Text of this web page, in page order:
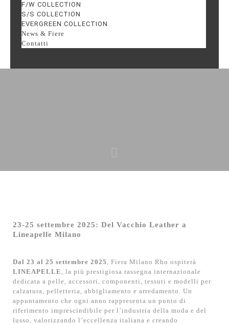
F/W COLLECTION
S/S COLLECTION
EVERGREEN COLLECTION
News & Fiere
Contatti
23-25 settembre 2025: Del Vacchio Leather a
Lineapelle Milano
Dal 23 al 25 settembre 2025 , Fiera Milano Rho ospiterà
LINEAPELLE , la più prestigiosa rassegna internazionale
dedicata a pelle, accessori, componenti, tessuti e modelli per
calzatura, pelletteria, abbigliamento e arredamento. Un
appuntamento che ogni anno rappresenta un punto di
riferimento imprescindibile per l’industria della moda e del
lusso, valorizzando l’eccellenza italiana e creando